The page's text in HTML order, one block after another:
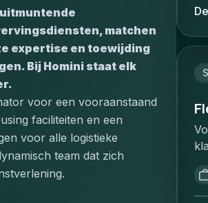
matchen
expertise en toewijding
Bij Homini staat elk
voor een vooraanstaand
faciliteiten en een
voor alle logistieke
team dat zich